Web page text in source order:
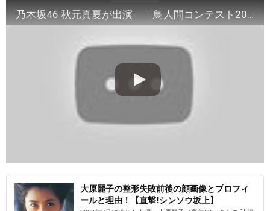
乃木坂46 秋元真夏が出演 「鳥人間コンテスト2019」20190828 『BIRDMAN HOUSE伊賀』
大原麗子の整形失敗前後の顔画像とプロフィ
ールと理由！【直撃!シンソウ坂上】